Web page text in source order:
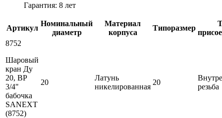
Гарантия: 8 лет
Артикул
Номинальный
диаметр
Материал
корпуса
Типоразмер
8752
Шаровый
кран Ду
20, ВР
3/4"
бабочка
SANEXT
(8752)
20
Латунь
никелированная
20
резьба